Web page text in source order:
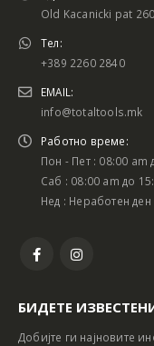
Old Kacanicki pat
Тел:
+389 2260 2840
EMAIL:
info@totaltools.mk
Работно време:
Пон - Пет : 08:00 am
Саб : 08:00 am до
Нед : Неработен ден
БИДЕТЕ
Добијте ги најновите